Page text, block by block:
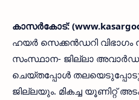
കാസര്‍കോട്:
ഹയര്‍ സെക്കന്‍ഡറി
സംസ്ഥാന- ജില്ലാ
ചെയ്തപ്പോള്‍
ജില്ലയും. മികച്ച യൂണിറ്റ്